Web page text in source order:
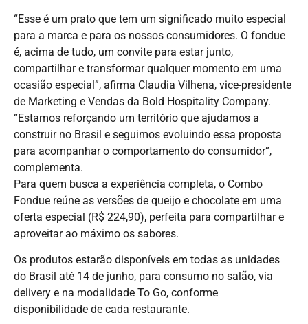
“Esse é um prato que tem um significado muito especial
para a marca e para os nossos consumidores. O fondue
é, acima de tudo, um convite para estar junto,
compartilhar e transformar qualquer momento em uma
ocasião especial”, afirma Claudia Vilhena, vice-presidente
de Marketing e Vendas da Bold Hospitality Company.
“Estamos reforçando um território que ajudamos a
construir no Brasil e seguimos evoluindo essa proposta
para acompanhar o comportamento do consumidor”,
complementa.
Para quem busca a experiência completa, o Combo
Fondue reúne as versões de queijo e chocolate em uma
oferta especial (R$ 224,90), perfeita para compartilhar e
aproveitar ao máximo os sabores.
Os produtos estarão disponíveis em todas as unidades
do Brasil até 14 de junho, para consumo no salão, via
delivery e na modalidade To Go, conforme
disponibilidade de cada restaurante.